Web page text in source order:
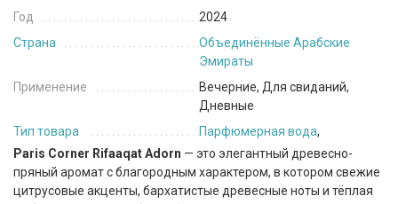
Год
2024
Страна
Объединённые Арабские
Эмираты
Применение
Вечерние, Для свиданий,
Дневные
Тип товара
Парфюмерная вода,
Paris Corner Rifaaqat Adorn — это элегантный древесно-
пряный аромат с благородным характером, в котором свежие
цитрусовые акценты, бархатистые древесные ноты и тёплая